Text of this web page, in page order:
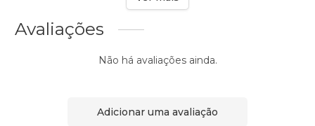
Avaliações
Não há avaliações ainda.
Adicionar uma avaliação